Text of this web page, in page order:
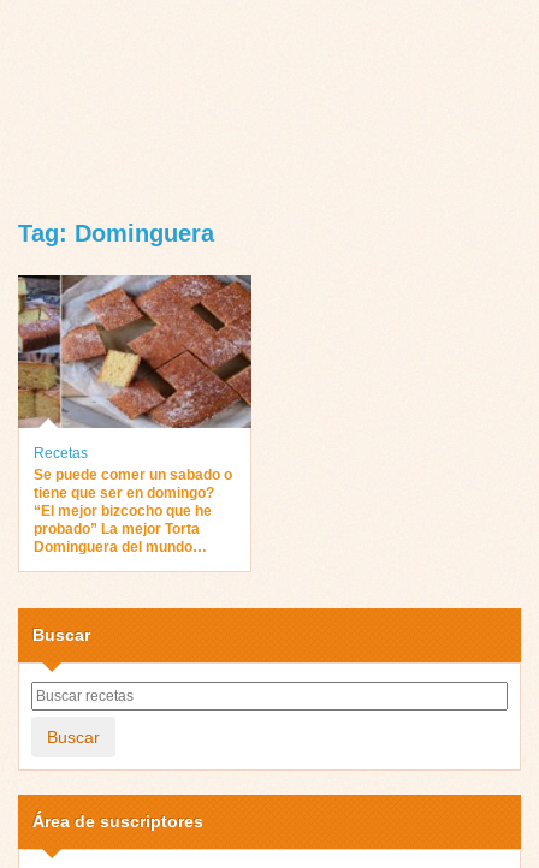
Tag: Dominguera
Recetas
Se puede comer un sabado o
tiene que ser en domingo?
“El mejor bizcocho que he
probado” La mejor Torta
Dominguera del mundo…
Buscar
Buscar
Área de suscriptores